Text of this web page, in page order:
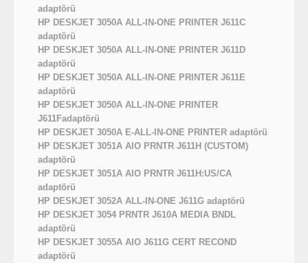
adaptörü
HP DESKJET 3050A ALL-IN-ONE PRINTER J611C
adaptörü
HP DESKJET 3050A ALL-IN-ONE PRINTER J611D
adaptörü
HP DESKJET 3050A ALL-IN-ONE PRINTER J611E
adaptörü
HP DESKJET 3050A ALL-IN-ONE PRINTER
J611Fadaptörü
HP DESKJET 3050A E-ALL-IN-ONE PRINTER adaptörü
HP DESKJET 3051A AIO PRNTR J611H (CUSTOM)
adaptörü
HP DESKJET 3051A AIO PRNTR J611H:US/CA
adaptörü
HP DESKJET 3052A ALL-IN-ONE J611G adaptörü
HP DESKJET 3054 PRNTR J610A MEDIA BNDL
adaptörü
HP DESKJET 3055A AIO J611G CERT RECOND
adaptörü